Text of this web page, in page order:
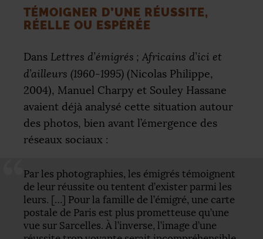
TÉMOIGNER D’UNE RÉUSSITE,
RÉELLE OU ESPÉRÉE
Dans Lettres d’émigrés ; Africains d’ici et
d’ailleurs (1960-1995) (Nicolas Philippe,
2004), Manuel Charpy et Souley Hassane
avaient déjà analysé cette situation autour
des photos, bien avant l’émergence des
réseaux sociaux :
Par les photographies, les émigrés témoignent
de leur réussite ou tentent d’exister parmi les
leurs. […] Pour la famille de l’émigré, une carte
postale de Paris est plus prometteuse qu’une
vue sur Sarcelles. À l’inverse, l’image d’une